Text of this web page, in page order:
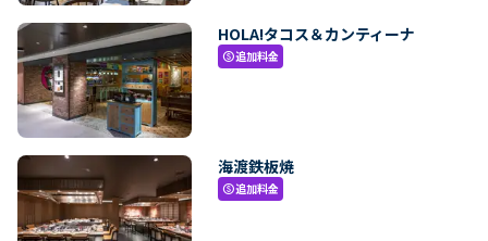
HOLA!タコス＆カンティーナ
paid追加料金
海渡鉄板焼
paid追加料金